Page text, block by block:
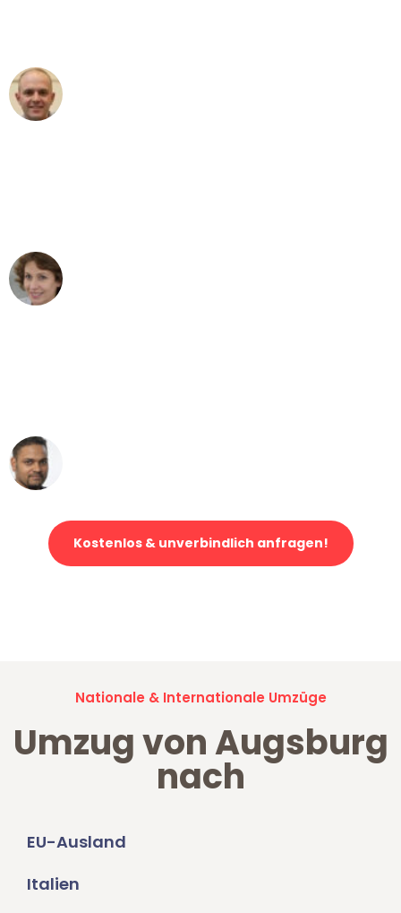
Kostenlos & unverbindlich anfragen!
Nationale & Internationale Umzüge
Umzug von Augsburg
nach
EU-Ausland
Italien